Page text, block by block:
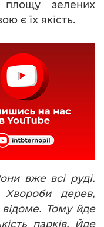
площу зелених
є їх якість.
вже всі руді.
Хвороби дерев,
Тому йде
парків. Йде